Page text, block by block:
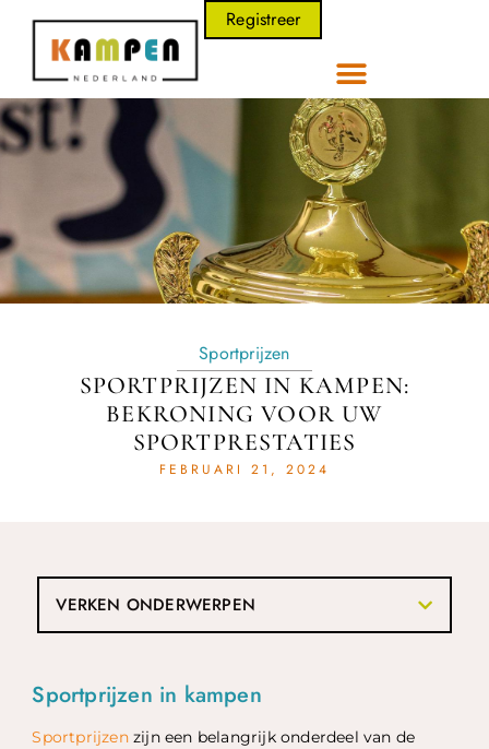
Registreer
Sportprijzen
SPORTPRIJZEN IN KAMPEN:
BEKRONING VOOR UW
SPORTPRESTATIES
FEBRUARI 21, 2024
Sportprijzen in kampen
Sportprijzenzijn een belangrijk onderdeel van de
VERKEN ONDERWERPEN